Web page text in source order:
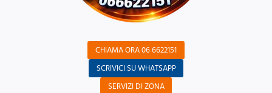
CHIAMA ORA 06 6622151
SCRIVICI SU WHATSAPP
SERVIZI DI ZONA